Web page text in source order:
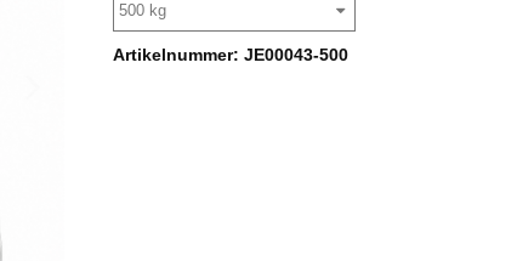
500 kg
Artikelnummer: JE00043-500